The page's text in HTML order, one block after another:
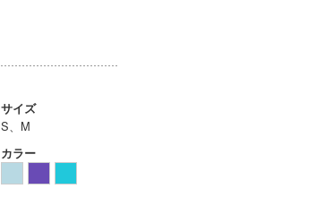
サイズ
S、M
カラー